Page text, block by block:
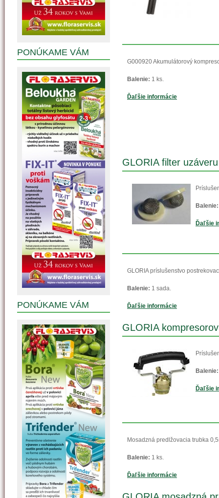
G000920 Akumulátorový
Balenie: 1 ks.
Ďaľšie informácie
GLORIA filter uzáveru
Balenie:
Ďaľšie
GLORIA príslušenstvo
Balenie: 1 sada.
Ďaľšie informácie
GLORIA
Balenie:
Ďaľšie
Mosadzná predlžovacia trubka
Balenie: 1 ks.
Ďaľšie informácie
PONÚKAME VÁM
PONÚKAME VÁM